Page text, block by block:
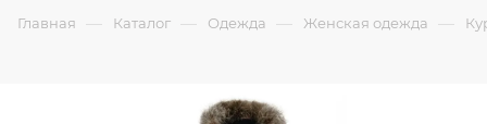
Главная — Каталог — Одежда — Женская одежда —